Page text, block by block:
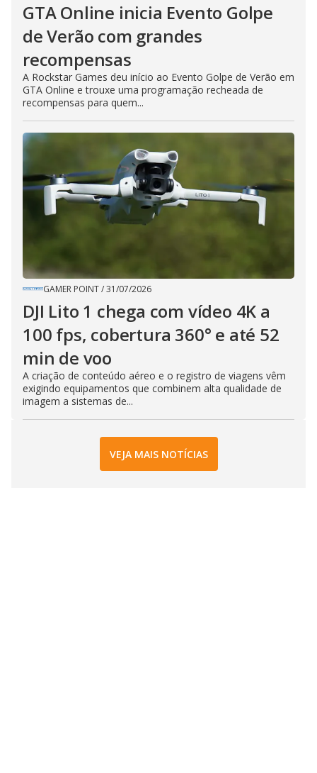
GTA Online inicia Evento Golpe
de Verão com grandes
recompensas
A Rockstar Games deu início ao Evento Golpe de Verão em
GTA Online e trouxe uma programação recheada de
recompensas para quem...
GAMER POINT/31/07/2026
DJI Lito 1 chega com vídeo 4K a
100 fps, cobertura 360° e até 52
min de voo
A criação de conteúdo aéreo e o registro de viagens vêm
exigindo equipamentos que combinem alta qualidade de
imagem a sistemas de...
VEJA MAIS NOTÍCIAS